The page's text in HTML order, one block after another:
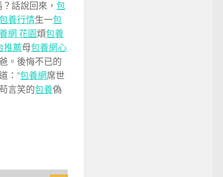
？話說回來， 包
養行情生一包
網 花園煩包養
推薦母包養網心
。後悔不已的
：“包養網席世
苟言笑的包養偽